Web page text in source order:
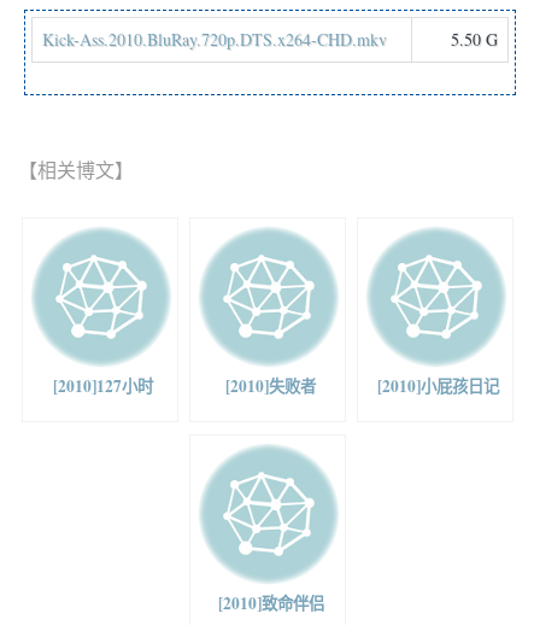
Kick-Ass.2010.BluRay.720p.DTS.x264-CHD.mkv 5.50 G
【相关博文】
[2010]127小时 [2010]失败者 [2010]小屁孩日记
[2010]致命伴侣